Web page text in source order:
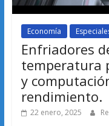
Economía
Enfriadores
temperatura
y
rendimiento.
22 enero, 2025